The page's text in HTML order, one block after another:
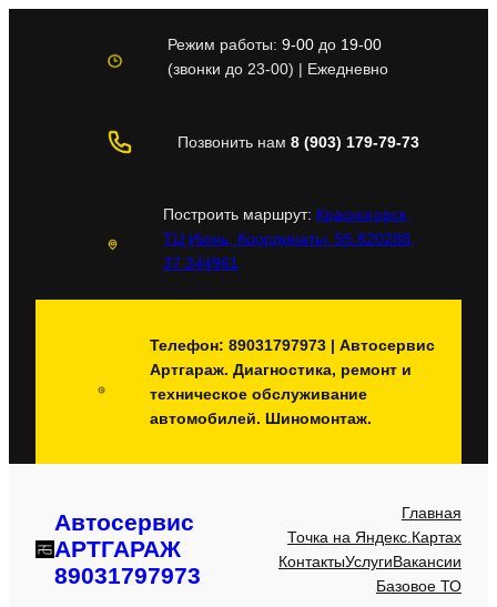
содержимому
Режим работы: 9-00до 19-00
(звонки до 23-00) | Ежедневно
Позвонить нам 8 (903) 179-79-73
Построить маршрут: Красногорск,
ТЦ Июнь, Координаты: 55.820288,
37.344961
Телефон: 89031797973 | Автосервис
Артгараж. Диагностика, ремонт и
техническое обслуживание
автомобилей. Шиномонтаж.
Автосервис
АРТГАРАЖ
89031797973
Главная
Точка на Яндекс.Картах
КонтактыУслугиВакансии
Базовое ТО